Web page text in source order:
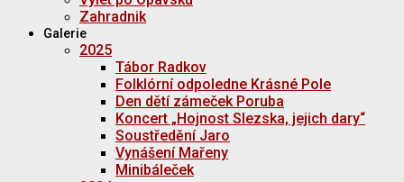
Zahradnik
Galerie
2025
Tábor Radkov
Folklórní odpoledne Krásné Pole
Den dětí zámeček Poruba
Koncert „Hojnost Slezska, jejich dary“
Soustředění Jaro
Vynášení Mařeny
Minibáleček